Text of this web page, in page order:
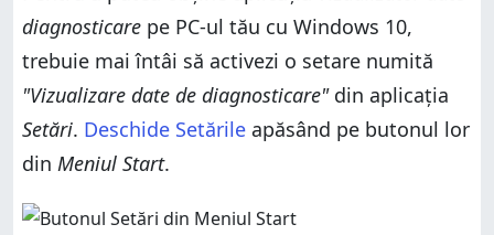
Microsoft de PC-ul tău cu Windows 10
Cum vezi rapoartele de erori transmise către
Microsoft de PC-ul tău cu Windows 10
Cum folosești aplicația Vizualizator date
diagnosticare pentru a îți gestiona setările de
confidențialitate
Tu ai folosit aplicația Vizualizator date diagnosticare
Cum vezi datele de diagnosticare trimise către
Microsoft de PC-ul tău cu Windows 10
Microsoft de PC-ul tău cu Windows 10
Cum folosești aplicația Vizualizator date
diagnosticare pentru a îți gestiona setările de
confidențialitate
Tu ai folosit aplicația Vizualizator date diagnosticare
din Windows 10?
diagnosticare pe PC-ul tău cu Windows 10,
trebuie mai întâi să activezi o setare numită
"Vizualizare date de diagnosticare"din aplicația
Setări. Deschide Setările apăsând pe butonul lor
din Meniul Start.